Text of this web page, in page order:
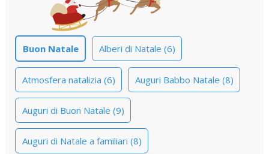
Buon Natale Alberi di Natale (6)
Atmosfera natalizia (6) Auguri Babbo Natale (8)
Auguri di Buon Natale (9)
Auguri di Natale a familiari (8)